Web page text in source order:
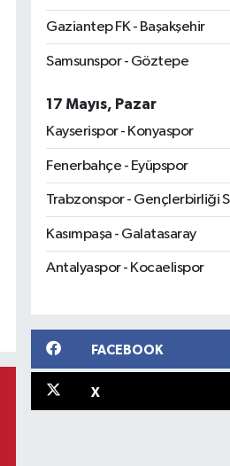
Gaziantep FK - Başakşehir
Samsunspor - Göztepe
17 Mayıs, Pazar
Kayserispor - Konyaspor
Fenerbahçe - Eyüpspor
Trabzonspor - Gençlerbirliği
Kasımpaşa - Galatasaray
Antalyaspor - Kocaelispor
FACEBOOK
X